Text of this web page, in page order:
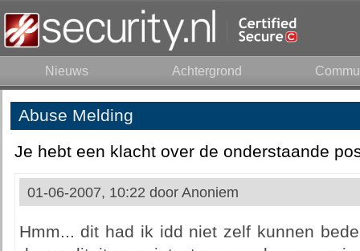
Nieuws Achtergrond
Abuse Melding
Je hebt een klacht over de onderstaande
01-06-2007, 10:22 door Anoniem
Hmm... dit had ik idd niet zelf kunnen